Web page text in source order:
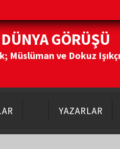
GÖRÜŞÜ
Müslüman ve Dokuz
YAZARLAR